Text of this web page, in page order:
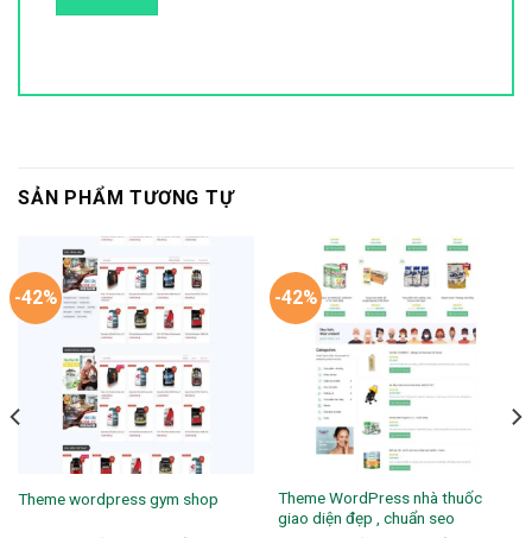
SẢN PHẨM TƯƠNG TỰ
-42%
Theme wordpress gym shop
-42%
Theme WordPress nhà thuốc
giao diện đẹp , chuẩn seo